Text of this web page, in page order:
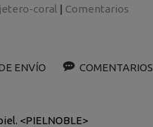
coral | Comentarios
ENVÍO COMENTARIOS
<PIELNOBLE>